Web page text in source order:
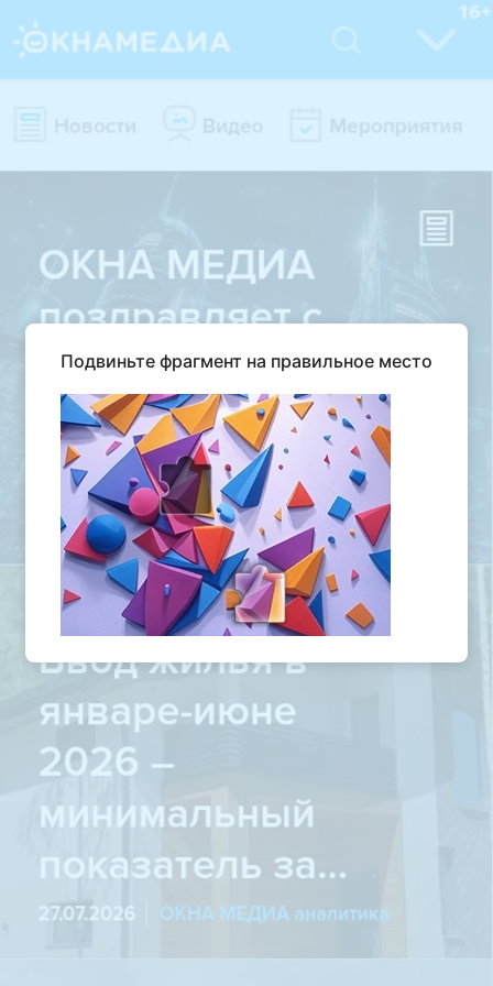
Подвиньте фрагмент на правильное место